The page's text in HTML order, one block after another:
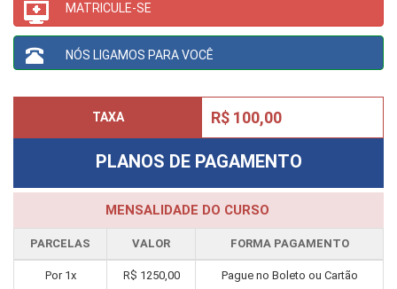
MATRICULE-SE
NÓS LIGAMOS PARA VOCÊ
TAXA R$ 100,00
PLANOS DE PAGAMENTO
MENSALIDADE DO CURSO
PARCELAS VALOR FORMA PAGAMENTO
Por 1x R$ 1250,00 Pague no Boleto ou Cartão